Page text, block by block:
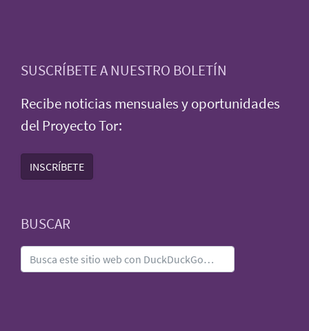
SUSCRÍBETE A NUESTRO BOLETÍN
Recibe noticias mensuales y oportunidades
del Proyecto Tor:
INSCRÍBETE
BUSCAR